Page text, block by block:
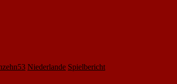
Niederlande Spielbericht